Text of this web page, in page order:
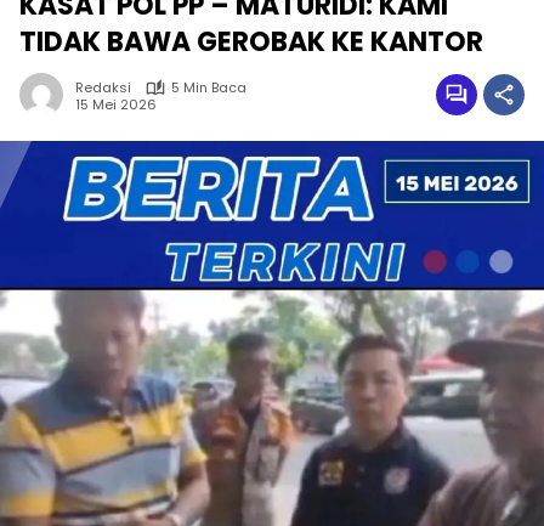
TIDAK BAWA GEROBAK KE KANTOR
Redaksi
5 Min Baca
15 Mei 2026